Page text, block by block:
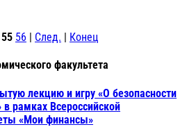
55 56 | След. | Конец
факультета
лекцию и игру «О безопасности
рамках Всероссийской
«Мои финансы»